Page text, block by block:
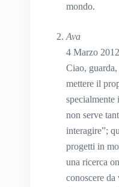
mondo.
Ava
4 Marzo
Ciao, guarda,
mettere il
specialmente
non serve
interagire”;
progetti in
una ricerca
conoscere